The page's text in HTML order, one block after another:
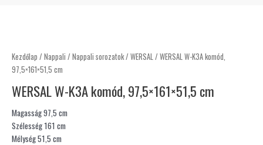
Kezdőlap / Nappali / Nappali sorozatok/ WERSAL / WERSAL W-K3A komód,
97,5×161×51,5 cm
WERSAL W-K3A komód, 97,5×161×51,5 cm
Magasság 97,5 cm
Szélesség 161 cm
Mélység 51,5 cm
K3A
komód,
cm